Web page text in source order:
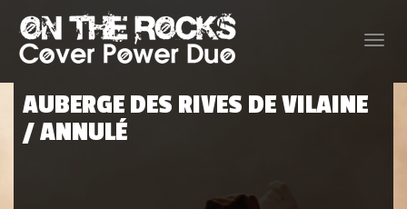
Toggle
AUBERGE DES RIVES DE VILAINE
/ ANNULÉ